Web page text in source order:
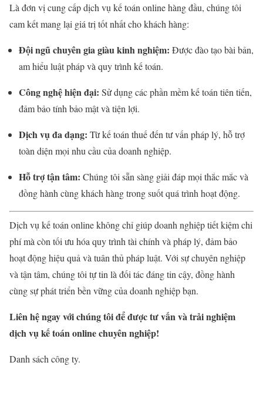
Là đơn vị cung cấp dịch vụ kế toán online hàng đầu, chúng tôi
cam kết mang lại giá trị tốt nhất cho khách hàng:
Đội ngũ chuyên gia giàu kinh nghiệm: Được đào tạo bài bản,
am hiểu luật pháp và quy trình kế toán.
Công nghệ hiện đại: Sử dụng các phần mềm kế toán tiên tiến,
đảm bảo tính bảo mật và tiện lợi.
Dịch vụ đa dạng: Từ kế toán thuế đến tư vấn pháp lý, hỗ trợ
toàn diện mọi nhu cầu của doanh nghiệp.
Hỗ trợ tận tâm: Chúng tôi sẵn sàng giải đáp mọi thắc mắc và
đồng hành cùng khách hàng trong suốt quá trình hoạt động.
Dịch vụ kế toán online không chỉ giúp doanh nghiệp tiết kiệm chi
phí mà còn tối ưu hóa quy trình tài chính và pháp lý, đảm bảo
hoạt động hiệu quả và tuân thủ pháp luật. Với sự chuyên nghiệp
và tận tâm, chúng tôi tự tin là đối tác đáng tin cậy, đồng hành
cùng sự phát triển bền vững của doanh nghiệp bạn.
Liên hệ ngay với chúng tôi để được tư vấn và trải nghiệm
dịch vụ kế toán online chuyên nghiệp!
Danh sách công ty.